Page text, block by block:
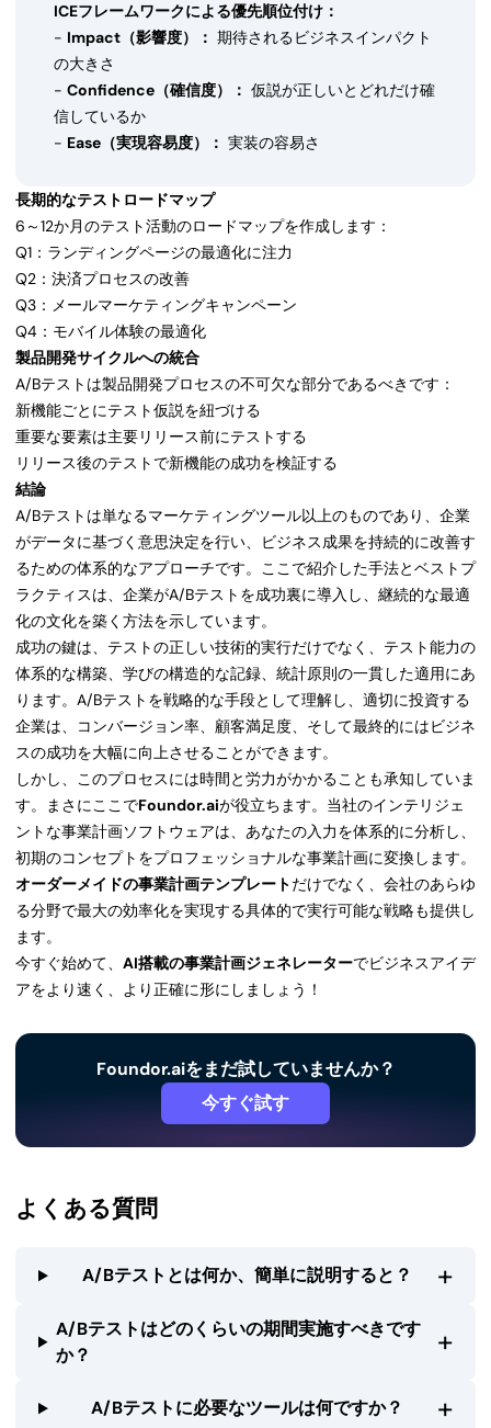
ICEフレームワークによる優先順位付け：
- Impact（影響度）： 期待されるビジネスインパクト
の大きさ
- Confidence（確信度）： 仮説が正しいとどれだけ確
信しているか
- Ease（実現容易度）： 実装の容易さ
長期的なテストロードマップ
6～12か月のテスト活動のロードマップを作成します：
Q1：ランディングページの最適化に注力
Q2：決済プロセスの改善
Q3：メールマーケティングキャンペーン
Q4：モバイル体験の最適化
製品開発サイクルへの統合
A/Bテストは製品開発プロセスの不可欠な部分であるべきです：
新機能ごとにテスト仮説を紐づける
重要な要素は主要リリース前にテストする
リリース後のテストで新機能の成功を検証する
結論
A/Bテストは単なるマーケティングツール以上のものであり、企業
がデータに基づく意思決定を行い、ビジネス成果を持続的に改善す
るための体系的なアプローチです。ここで紹介した手法とベストプ
ラクティスは、企業がA/Bテストを成功裏に導入し、継続的な最適
化の文化を築く方法を示しています。
成功の鍵は、テストの正しい技術的実行だけでなく、テスト能力の
体系的な構築、学びの構造的な記録、統計原則の一貫した適用にあ
ります。A/Bテストを戦略的な手段として理解し、適切に投資する
企業は、コンバージョン率、顧客満足度、そして最終的にはビジネ
スの成功を大幅に向上させることができます。
しかし、このプロセスには時間と労力がかかることも承知していま
す。まさにここでFoundor.aiが役立ちます。当社のインテリジェ
ントな事業計画ソフトウェアは、あなたの入力を体系的に分析し、
初期のコンセプトをプロフェッショナルな事業計画に変換します。
オーダーメイドの事業計画テンプレートだけでなく、会社のあらゆ
る分野で最大の効率化を実現する具体的で実行可能な戦略も提供し
ます。
今すぐ始めて、 AI搭載の事業計画ジェネレーターでビジネスアイデ
アをより速く、より正確に形にしましょう！
Foundor.aiをまだ試していませんか？
今すぐ試す
よくある質問
A/Bテストとは何か、簡単に説明すると？ +
A/Bテストはどのくらいの期間実施すべきです
か？
+
A/Bテストに必要なツールは何ですか？ +